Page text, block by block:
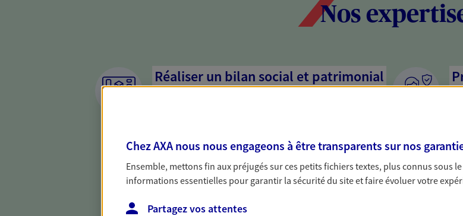
Nos
Réaliser un bilan social et patrimonial
dresser un bilan complet de votre situation. Une analyse
solide pour vous formuler des conseils cohérents avec vos
besoins.
Chez AXA nous nous engageons à être transparents sur nos
Ensemble, mettons fin aux préjugés sur ces petits fichiers textes, plus connus sous
informations essentielles pour garantir la sécurité du site et faire évoluer votre
Partagez vos attentes